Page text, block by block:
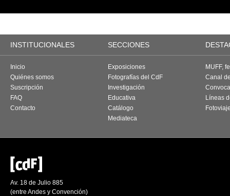
INSTITUCIONALES SECCIONES
Inicio
Quiénes somos
Suscripción
FAQ
Contacto
Exposiciones
Fotografías del CdF
Investigación
Educativa
Catálogo
Mediateca
MUFF,
Canal
Líneas
Av. 18 de Julio 885
(entre Andes y Convención)